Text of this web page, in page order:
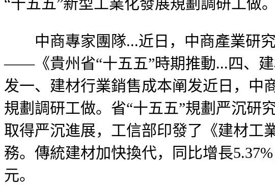
中商專家團隊...近日，中商產業研究
——《貴州省“十五五”時期推動...四、
发一、建材行業銷售成本阐发近日，中
規劃調研工做。省“十五五”規劃严沉研
取得严沉進展，工信部印發了《建材工
務。傳統建材加快換代，同比增長
元。